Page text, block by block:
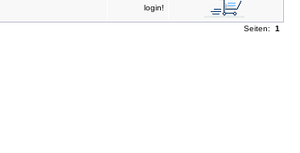
login!
Seiten: 1